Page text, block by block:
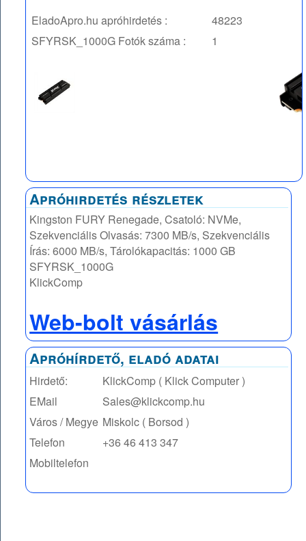
EladoApro.hu apróhirdetés :
48223
SFYRSK_1000G Fotók száma : 1
Apróhirdetés részletek
Kingston FURY Renegade, Csatoló: NVMe,
Szekvenciális Olvasás: 7300 MB/s, Szekvenciális
Írás: 6000 MB/s, Tárolókapacitás: 1000 GB
SFYRSK_1000G
KlickComp
Web-bolt vásárlás
Apróhírdető, eladó adatai
Hirdető:
KlickComp ( Klick Computer )
EMail
Sales@klickcomp.hu
Város / Megye Miskolc ( Borsod )
Telefon
+36 46 413 347
Mobiltelefon